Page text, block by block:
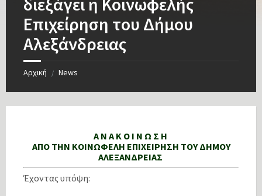
Επιχείρηση του Δήμου
Αλεξάνδρειας
Αρχική / News
Α Ν Α Κ Ο Ι Ν Ω Σ Η
ΑΠΟ ΤΗΝ ΚΟΙΝΩΦΕΛΗ ΕΠΙΧΕΙΡΗΣΗ ΤΟΥ ΔΗΜΟΥ
ΑΛΕΞΑΝΔΡΕΙΑΣ
Έχοντας υπόψη: